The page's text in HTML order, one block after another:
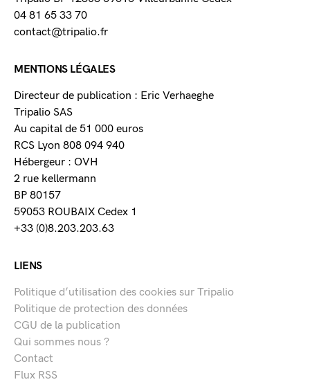
04 81 65 33 70
contact@tripalio.fr
MENTIONS LÉGALES
Directeur de publication : Eric Verhaeghe
Tripalio SAS
Au capital de 51 000 euros
RCS Lyon 808 094 940
Hébergeur : OVH
2 rue kellermann
BP 80157
59053 ROUBAIX Cedex 1
+33 (0)8.203.203.63
LIENS
Politique d’utilisation des cookies sur Tripalio
Politique de protection des données
CGU de la publication
Qui sommes nous ?
Contact
Flux RSS